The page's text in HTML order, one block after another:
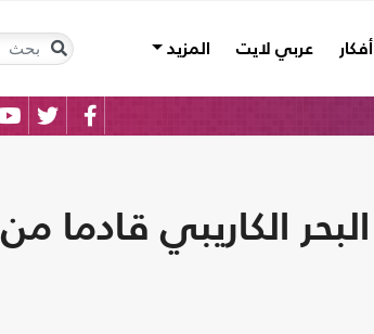
أفكار عربي لايت المزيد
الكاريبي قادما من